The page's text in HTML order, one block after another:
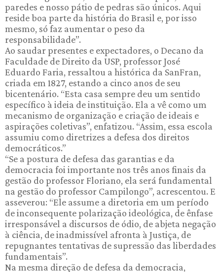
paredes e nosso pátio de pedras são únicos. Aqui
reside boa parte da história do Brasil e, por isso
mesmo, só faz aumentar o peso da
responsabilidade”.
Ao saudar presentes e expectadores, o Decano da
Faculdade de Direito da USP, professor José
Eduardo Faria, ressaltou a histórica da SanFran,
criada em 1827, estando a cinco anos de seu
bicentenário. “Esta casa sempre deu um sentido
específico à ideia de instituição. Ela a vê como um
mecanismo de organização e criação de ideais e
aspirações coletivas”, enfatizou. “Assim, essa escola
assumiu como diretrizes a defesa dos direitos
democráticos.”
“Se a postura de defesa das garantias e da
democracia foi importante nos três anos finais da
gestão do professor Floriano, ela será fundamental
na gestão do professor Campilongo”, acrescentou. E
asseverou: “Ele assume a diretoria em um período
de inconsequente polarização ideológica, de ênfase
irresponsável a discursos de ódio, de abjeta negação
à ciência, de inadmissível afronta à Justiça, de
repugnantes tentativas de supressão das liberdades
fundamentais”.
Na mesma direção de defesa da democracia,